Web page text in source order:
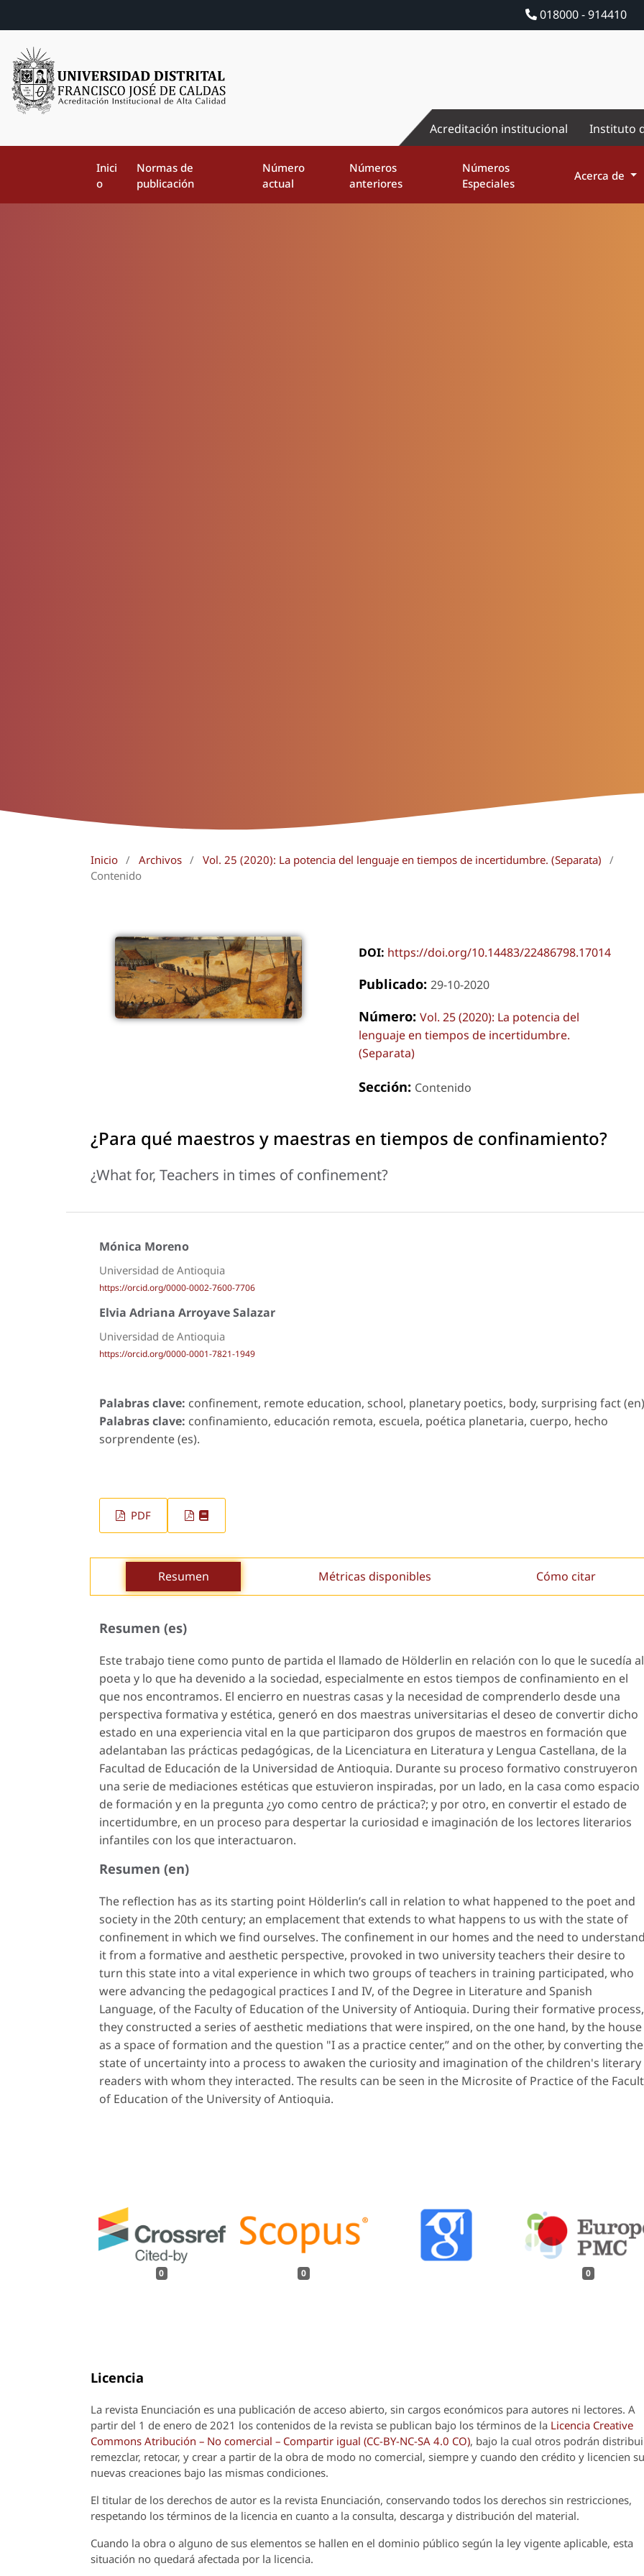
018000 - 914410
Acreditación institucional Instituto
Inici
o
Normas de
publicación
Número
actual
Números
anteriores
Números
Especiales
Acerca de
Inicio / Archivos / Vol. 25 (2020): La potencia del lenguaje en tiempos de incertidumbre. (Separata)
/
Contenido
DOI: https://doi.org/10.14483/22486798.17014
Publicado: 29-10-2020
Número: Vol. 25 (2020): La potencia del
lenguaje en tiempos de incertidumbre.
(Separata)
Sección: Contenido
¿Para qué maestros y maestras en tiempos de confinamiento?
¿What for, Teachers in times of confinement?
Mónica Moreno
Universidad de Antioquia
https://orcid.org/0000-0002-7600-7706
Elvia Adriana Arroyave Salazar
Universidad de Antioquia
https://orcid.org/0000-0001-7821-1949
Palabras clave: confinement, remote education, school, planetary poetics, body, surprising fact
Palabras clave: confinamiento, educación remota, escuela, poética planetaria, cuerpo, hecho
sorprendente (es).
PDF
Resumen Métricas disponibles Cómo citar
Resumen (es)
Este trabajo tiene como punto de partida el llamado de Hölderlin en relación con lo que le sucedía al
poeta y lo que ha devenido a la sociedad, especialmente en estos tiempos de confinamiento en el
que nos encontramos. El encierro en nuestras casas y la necesidad de comprenderlo desde una
perspectiva formativa y estética, generó en dos maestras universitarias el deseo de convertir dicho
estado en una experiencia vital en la que participaron dos grupos de maestros en formación que
adelantaban las prácticas pedagógicas, de la Licenciatura en Literatura y Lengua Castellana, de la
Facultad de Educación de la Universidad de Antioquia. Durante su proceso formativo construyeron
una serie de mediaciones estéticas que estuvieron inspiradas, por un lado, en la casa como espacio
de formación y en la pregunta ¿yo como centro de práctica?; y por otro, en convertir el estado de
incertidumbre, en un proceso para despertar la curiosidad e imaginación de los lectores literarios
infantiles con los que interactuaron.
Resumen (en)
The reflection has as its starting point Hölderlin’s call in relation to what happened to the poet and
society in the 20th century; an emplacement that extends to what happens to us with the state of
confinement in which we find ourselves. The confinement in our homes and the need to understand
it from a formative and aesthetic perspective, provoked in two university teachers their desire to
turn this state into a vital experience in which two groups of teachers in training participated, who
were advancing the pedagogical practices I and IV, of the Degree in Literature and Spanish
Language, of the Faculty of Education of the University of Antioquia. During their formative process,
they constructed a series of aesthetic mediations that were inspired, on the one hand, by the house
as a space of formation and the question "I as a practice center,” and on the other, by converting the
state of uncertainty into a process to awaken the curiosity and imagination of the children's literary
readers with whom they interacted. The results can be seen in the Microsite of Practice of the
of Education of the University of Antioquia.
0 0 0
Licencia
La revista Enunciación es una publicación de acceso abierto, sin cargos económicos para autores ni lectores. A
partir del 1 de enero de 2021 los contenidos de la revista se publican bajo los términos de la Licencia Creative
Commons Atribución – No comercial – Compartir igual (CC-BY-NC-SA 4.0 CO), bajo la cual otros podrán
remezclar, retocar, y crear a partir de la obra de modo no comercial, siempre y cuando den crédito y licencien
nuevas creaciones bajo las mismas condiciones.
El titular de los derechos de autor es la revista Enunciación, conservando todos los derechos sin restricciones,
respetando los términos de la licencia en cuanto a la consulta, descarga y distribución del material.
Cuando la obra o alguno de sus elementos se hallen en el dominio público según la ley vigente aplicable, esta
situación no quedará afectada por la licencia.